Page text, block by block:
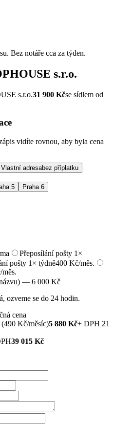
Bez notáře cca za týden.
s.r.o.
s.r.o.31 900 Kčse sídlem od
vidíte rovnou, aby byla cena
Vlastní adresabez příplatku
5 Praha 6
Přeposílání pošty 1×
pošty 1× týdně400 Kč/měs.
názvu) — 6 000 Kč
ozveme se do 24 hodin.
cena
Kč/měsíc)5 880 Kč+ DPH 21
39 015 Kč